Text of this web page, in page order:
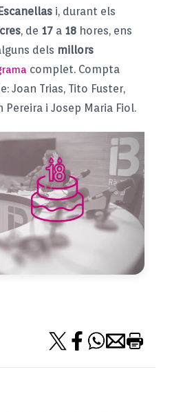
i, durant els
, de 17 a 18 hores, ens
dels millors
complet. Compta
Joan Trias, Tito Fuster,
Pereira i Josep Maria Fiol.